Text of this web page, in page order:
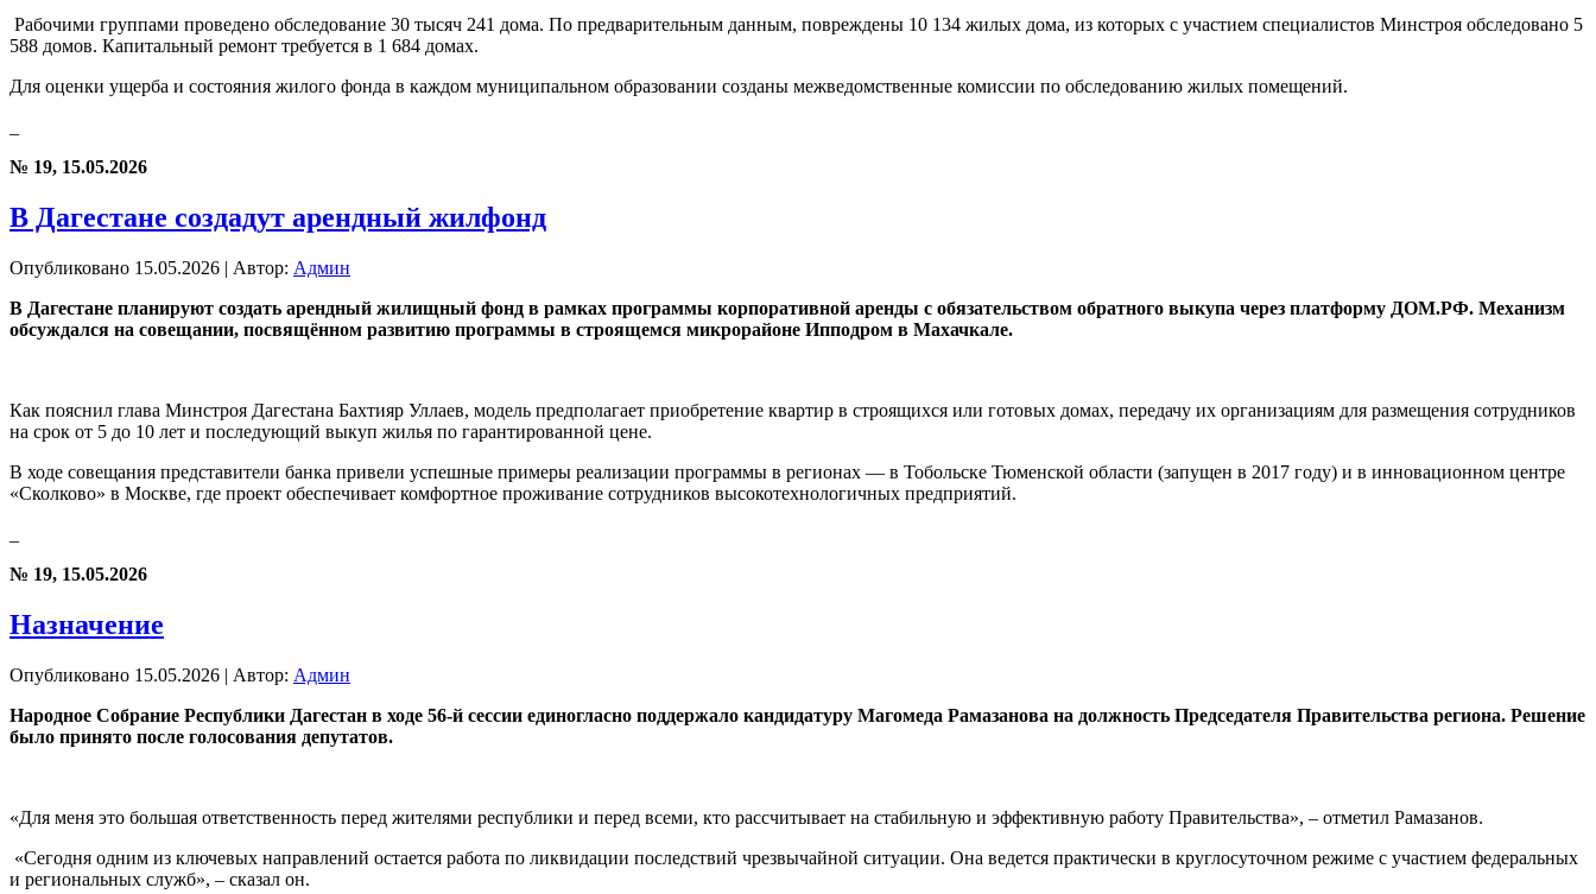
Рабочими группами проведено обследование 30 тысяч 241 дома. По предварительным данным, повреждены 10 134 жилых дома, из которых с участием специалистов Минстроя обследовано 5
588 домов. Капитальный ремонт требуется в 1 684 домах.
Для оценки ущерба и состояния жилого фонда в каждом муниципальном образовании созданы межведомственные комиссии по обследованию жилых помещений.
№ 19, 15.05.2026
В Дагестане создадут арендный жилфонд
Опубликовано 15.05.2026 | Автор: Админ
В Дагестане планируют создать арендный жилищный фонд в рамках программы корпоративной аренды с обязательством обратного выкупа через платформу ДОМ.РФ. Механизм
обсуждался на совещании, посвящённом развитию программы в строящемся микрорайоне Ипподром в Махачкале.
Как пояснил глава Минстроя Дагестана Бахтияр Уллаев, модель предполагает приобретение квартир в строящихся или готовых домах, передачу их организациям для размещения сотрудников
на срок от 5 до 10 лет и последующий выкуп жилья по гарантированной цене.
В ходе совещания представители банка привели успешные примеры реализации программы в регионах — в Тобольске Тюменской области (запущен в 2017 году) и в инновационном центре
«Сколково» в Москве, где проект обеспечивает комфортное проживание сотрудников высокотехнологичных предприятий.
№ 19, 15.05.2026
Назначение
Опубликовано 15.05.2026 | Автор: Админ
Народное Собрание Республики Дагестан в ходе 56-й сессии единогласно поддержало кандидатуру Магомеда Рамазанова на должность Председателя Правительства региона. Решение
было принято после голосования депутатов.
«Для меня это большая ответственность перед жителями республики и перед всеми, кто рассчитывает на стабильную и эффективную работу Правительства», – отметил Рамазанов.
«Сегодня одним из ключевых направлений остается работа по ликвидации последствий чрезвычайной ситуации. Она ведется практически в круглосуточном режиме с участием федеральных
и региональных служб», – сказал он.